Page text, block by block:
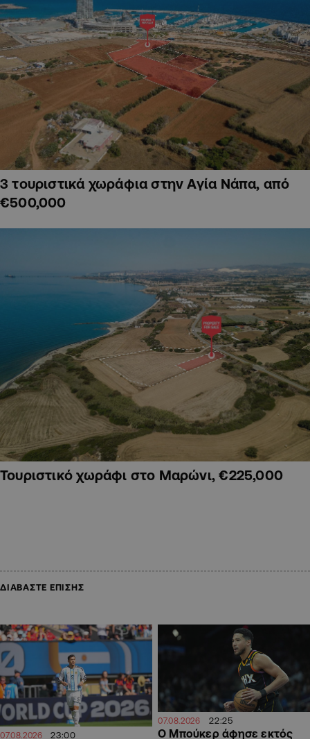
3 τουριστικά χωράφια στην Αγία Νάπα, από
€500,000
Τουριστικό χωράφι στο Μαρώνι, €225,000
ΔΙΑΒΑΣΤΕ ΕΠΙΣΗΣ
07.08.2026 23:00
07.08.2026 22:25
Ο Μπούκερ άφησε εκτός